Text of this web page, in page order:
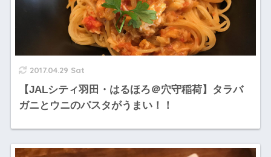
2017.04.29 Sat
【JALシティ羽田・はるほろ＠穴守稲荷】タラバ
ガニとウニのパスタがうまい！！